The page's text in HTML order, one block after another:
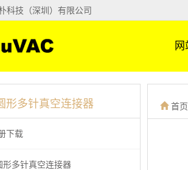
科技（深圳）有限公司
首页
形多针真空连接器
下载
形多针真空连接器